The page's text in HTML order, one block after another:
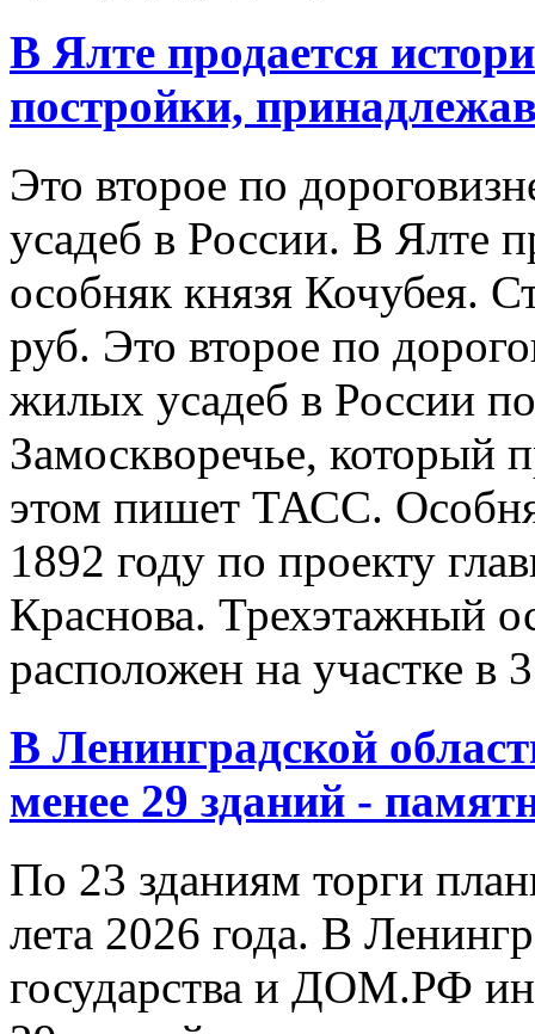
В Ялте продается
постройки,
Это второе по
усадеб в России. В Ялте
особняк князя Кочубея.
руб. Это второе по
жилых усадеб в России
Замоскворечье, который
этом пишет ТАСС.
1892 году по проекту
Краснова. Трехэтажный
расположен на участке в
В Ленинградской
менее 29 зданий -
По 23 зданиям торги
лета 2026 года. В
государства и ДОМ.РФ